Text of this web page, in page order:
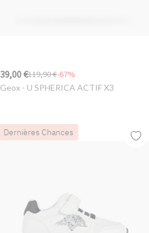
39,00 €119,90 €-67%
Geox - U SPHERICA ACTIF X3
Dernières Chances